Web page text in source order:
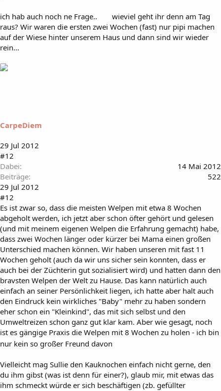
ich hab auch noch ne Frage..
wieviel geht ihr denn am Tag
raus? Wir waren die ersten zwei Wochen (fast) nur pipi machen
auf der Wiese hinter unserem Haus und dann sind wir wieder
rein...
CarpeDiem
29 Jul 2012
#12
Dabei
14 Mai 2012
Beiträge
522
29 Jul 2012
#12
Es ist zwar so, dass die meisten Welpen mit etwa 8 Wochen
abgeholt werden, ich jetzt aber schon öfter gehört und gelesen
(und mit meinem eigenen Welpen die Erfahrung gemacht) habe,
dass zwei Wochen länger oder kürzer bei Mama einen großen
Unterschied machen können. Wir haben unseren mit fast 11
Wochen geholt (auch da wir uns sicher sein konnten, dass er
auch bei der Züchterin gut sozialisiert wird) und hatten dann den
bravsten Welpen der Welt zu Hause. Das kann natürlich auch
einfach an seiner Persönlichkeit liegen, ich hatte aber halt auch
den Eindruck kein wirkliches "Baby" mehr zu haben sondern
eher schon ein "Kleinkind", das mit sich selbst und den
Umweltreizen schon ganz gut klar kam. Aber wie gesagt, noch
ist es gängige Praxis die Welpen mit 8 Wochen zu holen - ich bin
nur kein so großer Freund davon
Vielleicht mag Sullie den Kauknochen einfach nicht gerne, den
du ihm gibst (was ist denn für einer?), glaub mir, mit etwas das
ihm schmeckt würde er sich beschäftigen (zb. gefüllter